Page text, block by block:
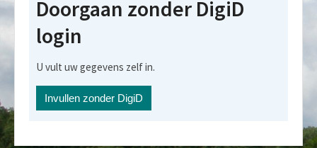
Doorgaan zonder DigiD
login
U vult uw gegevens zelf in.